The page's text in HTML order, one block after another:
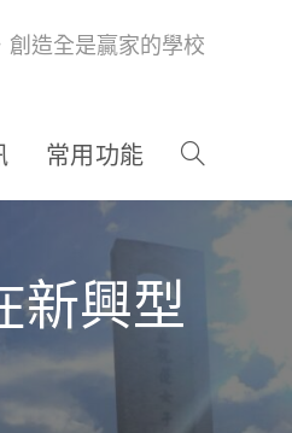
造全是贏家的學校
常用功能
新興型